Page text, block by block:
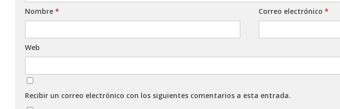
Nombre * Correo electrónico*
Web
Recibir un correo electrónico con los siguientes comentarios a esta entrada.